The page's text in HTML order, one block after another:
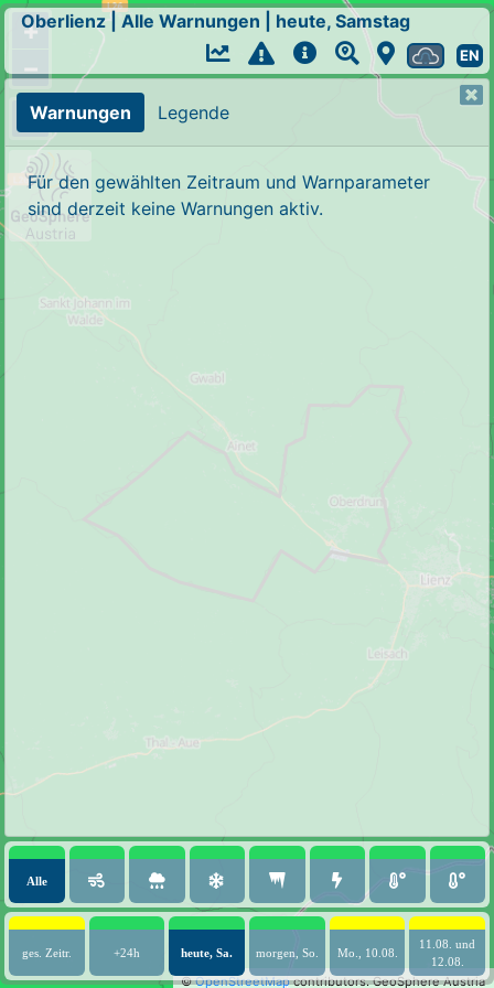
+
−
©OpenStreetMapcontributors. GeoSphere Austria
Oberlienz| Alle Warnungen heute, Samstag
EN
Warnungen Legende
Für den gewählten Zeitraum und Warnparameter
sind derzeit keine Warnungen aktiv.
Alle
ges. Zeitr. +24h heute, Sa. morgen, So. Mo., 10.08.
11.08. und
12.08.